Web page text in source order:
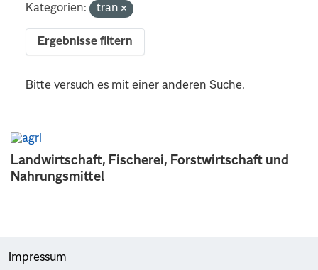
Landwirtschaft, Fischerei, Forstwirtschaft und
Nahrungsmittel
Kategorien:
tran
Ergebnisse filtern
Bitte versuch es mit einer anderen Suche.
Impressum